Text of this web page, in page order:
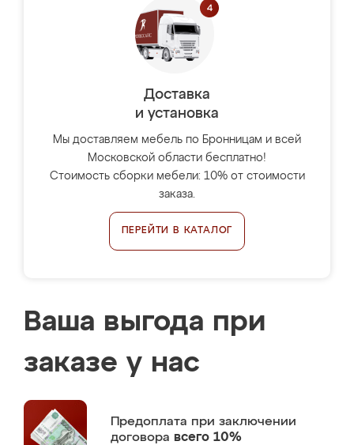
Доставка
и установка
Мы доставляем мебель по Бронницам и всей
Московской области бесплатно!
Стоимость сборки мебели: 10% от стоимости
заказа.
ПЕРЕЙТИ В КАТАЛОГ
Ваша выгода при
заказе у нас
Предоплата при заключении
договора всего 10%